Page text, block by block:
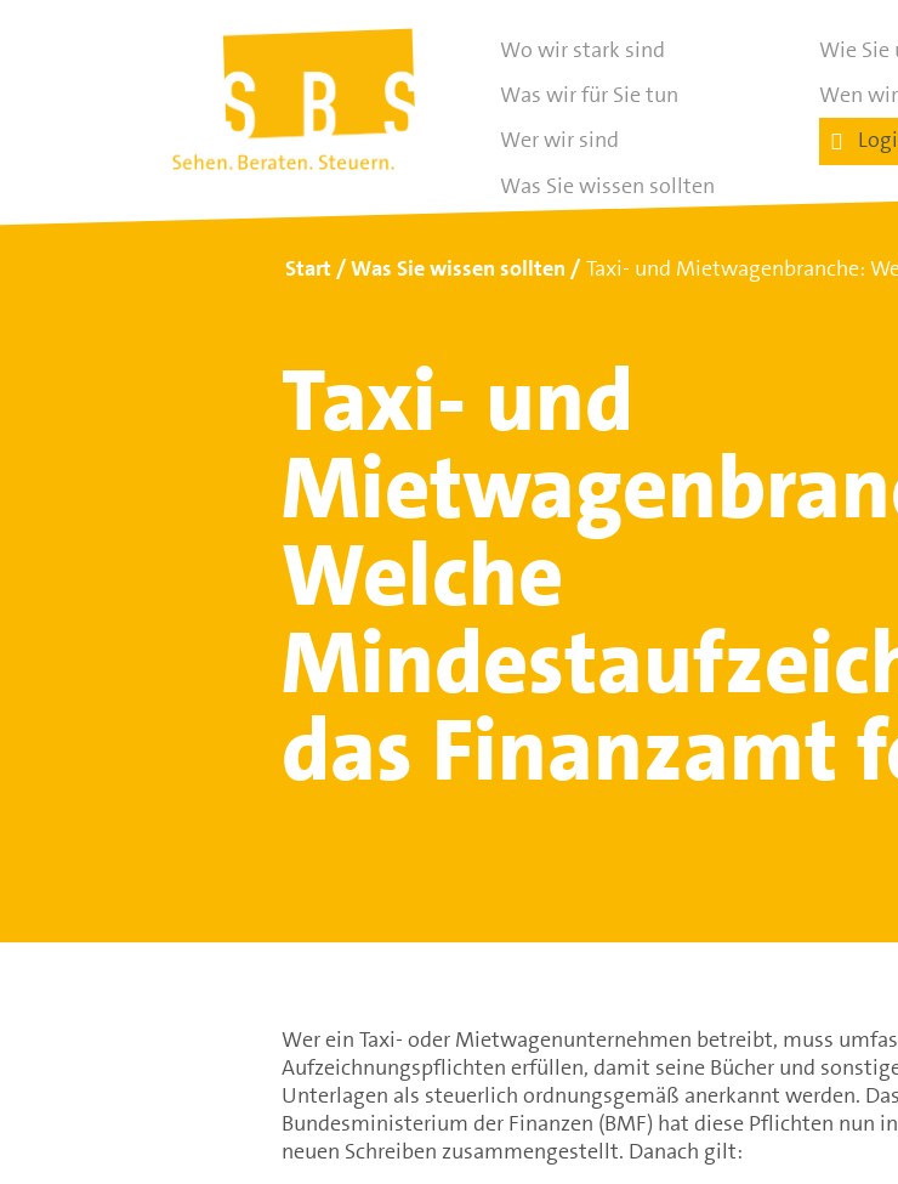
Wo wir stark sind
Was wir für Sie tun
Wer wir sind
Was Sie wissen sollten
Wie Sie
Wen
Start Was Sie wissen sollten Taxi- und Mietwagenbranche:
Taxi- und
Welche
das Finanzamt
Wer ein Taxi- oder Mietwagenunternehmen betreibt, muss
Aufzeichnungspflichten erfüllen, damit seine Bücher und
Unterlagen als steuerlich ordnungsgemäß anerkannt werden. Das
Bundesministerium der Finanzen (BMF) hat diese Pflichten nun
neuen Schreiben zusammengestellt. Danach gilt: